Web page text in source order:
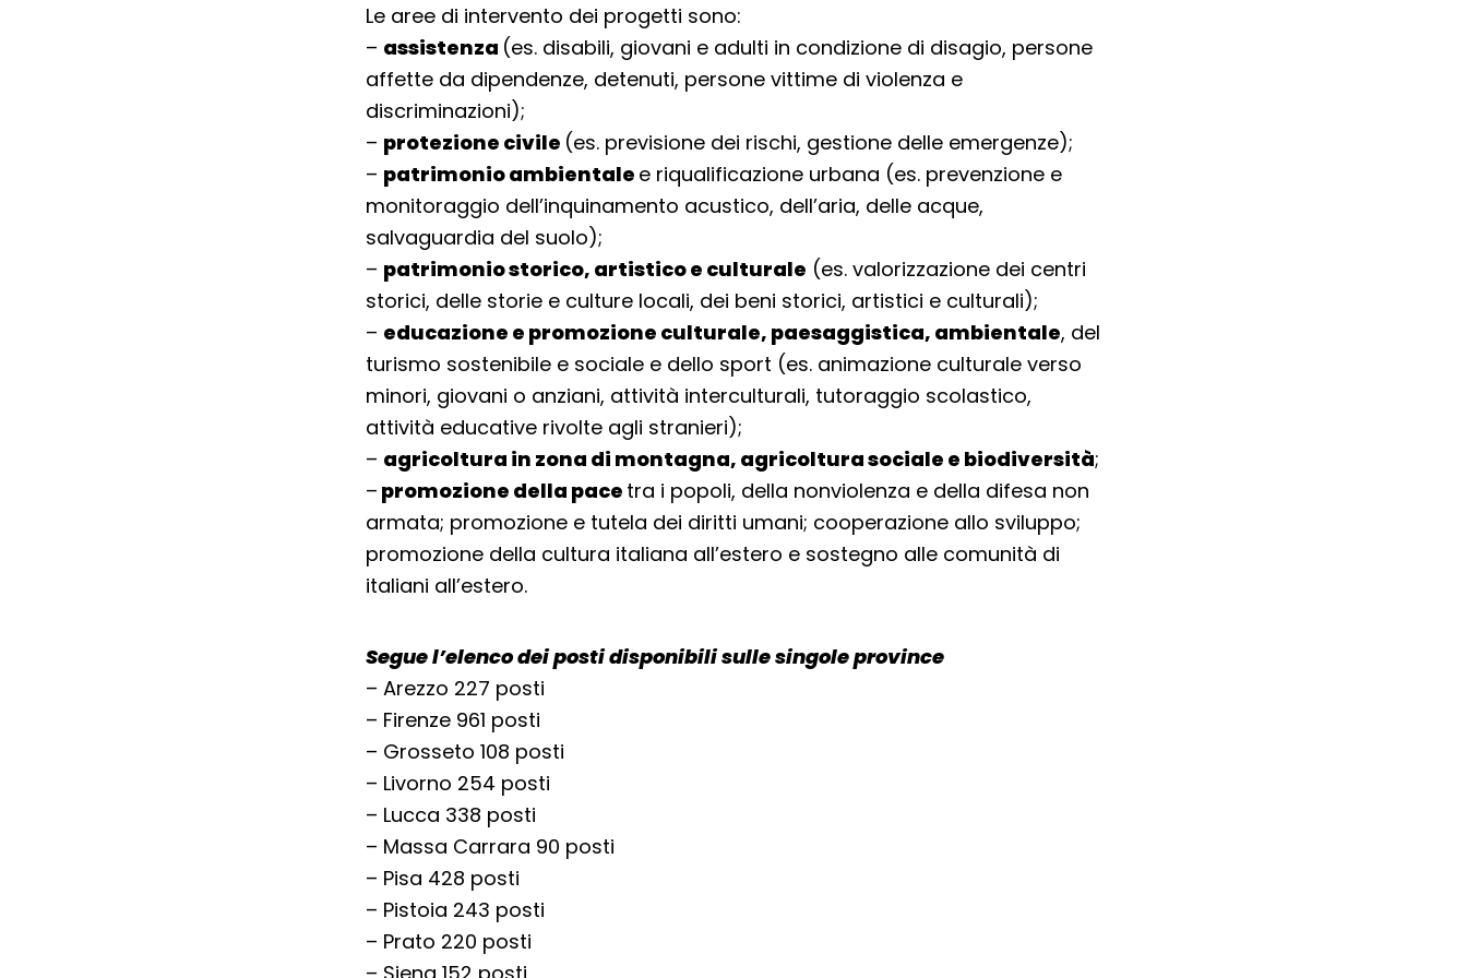
Le aree di intervento dei progetti sono:
– assistenza (es. disabili, giovani e adulti in condizione di disagio, persone
affette da dipendenze, detenuti, persone vittime di violenza e
discriminazioni);
– protezione civile (es. previsione dei rischi, gestione delle emergenze);
– patrimonio ambientale e riqualificazione urbana (es. prevenzione e
monitoraggio dell’inquinamento acustico, dell’aria, delle acque,
salvaguardia del suolo);
– patrimonio storico, artistico e culturale (es. valorizzazione dei centri
storici, delle storie e culture locali, dei beni storici, artistici e culturali);
– educazione e promozione culturale, paesaggistica, ambientale, del
turismo sostenibile e sociale e dello sport (es. animazione culturale verso
minori, giovani o anziani, attività interculturali, tutoraggio scolastico,
attività educative rivolte agli stranieri);
– agricoltura in zona di montagna, agricoltura sociale e biodiversità;
– promozione della pace tra i popoli, della nonviolenza e della difesa non
armata; promozione e tutela dei diritti umani; cooperazione allo sviluppo;
promozione della cultura italiana all’estero e sostegno alle comunità di
italiani all’estero.
Segue l’elenco dei posti disponibili sulle singole province
– Arezzo 227 posti
– Firenze 961 posti
– Grosseto 108 posti
– Livorno 254 posti
– Lucca 338 posti
– Massa Carrara 90 posti
– Pisa 428 posti
– Pistoia 243 posti
– Prato 220 posti